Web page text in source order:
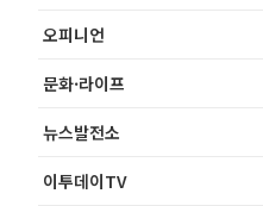
오피니언
문화·라이프
뉴스발전소
이투데이TV